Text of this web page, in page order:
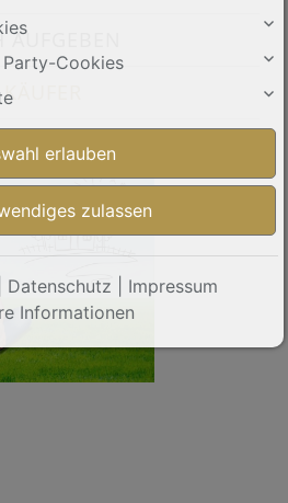
Cookies
Datenschutz
Impressum
Informationen